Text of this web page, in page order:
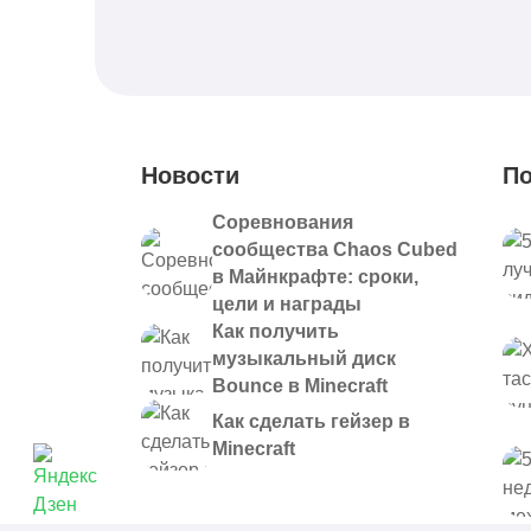
Новости
Соревнования
сообщества Chaos Cubed
в Майнкрафте: сроки,
цели и награды
Как получить
музыкальный диск
Bounce в Minecraft
Как сделать гейзер в
Minecraft